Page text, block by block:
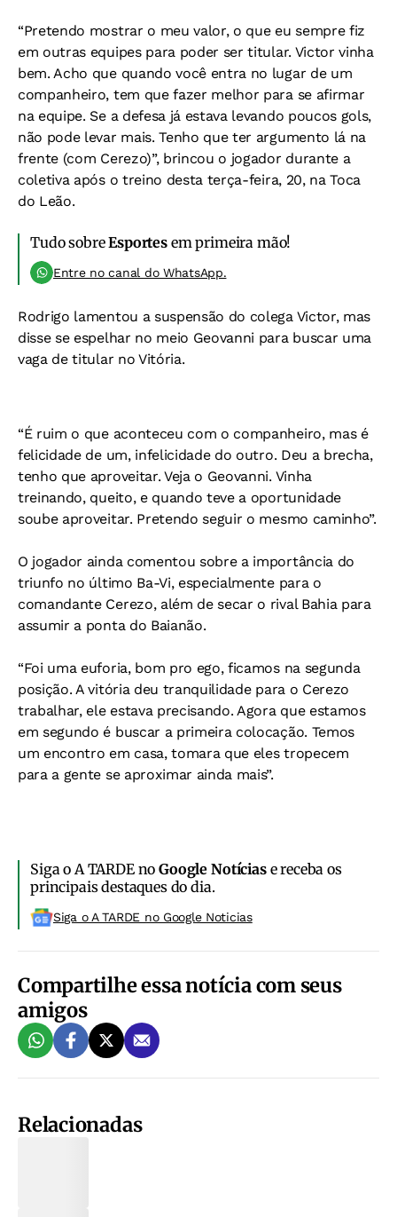
“Pretendo mostrar o meu valor, o que eu sempre fiz
em outras equipes para poder ser titular. Victor vinha
bem. Acho que quando você entra no lugar de um
companheiro, tem que fazer melhor para se afirmar
na equipe. Se a defesa já estava levando poucos gols,
não pode levar mais. Tenho que ter argumento lá na
frente (com Cerezo)”, brincou o jogador durante a
coletiva após o treino desta terça-feira, 20, na Toca
do Leão.
Tudo sobreEsportesem primeira mão!
Entre no canal do WhatsApp.
Rodrigo lamentou a suspensão do colega Victor, mas
disse se espelhar no meio Geovanni para buscar uma
vaga de titular no Vitória.
“É ruim o que aconteceu com o companheiro, mas é
felicidade de um, infelicidade do outro. Deu a brecha,
tenho que aproveitar. Veja o Geovanni. Vinha
treinando, queito, e quando teve a oportunidade
soube aproveitar. Pretendo seguir o mesmo caminho”.
O jogador ainda comentou sobre a importância do
triunfo no último Ba-Vi, especialmente para o
comandante Cerezo, além de secar o rival Bahia para
assumir a ponta do Baianão.
“Foi uma euforia, bom pro ego, ficamos na segunda
posição. A vitória deu tranquilidade para o Cerezo
trabalhar, ele estava precisando. Agora que estamos
em segundo é buscar a primeira colocação. Temos
um encontro em casa, tomara que eles tropecem
para a gente se aproximar ainda mais”.
Siga o A TARDE noGoogle Notíciase receba os
principais destaques do dia.
Siga o A TARDE no Google Noticias
Compartilhe essa notícia com seus
amigos
Relacionadas